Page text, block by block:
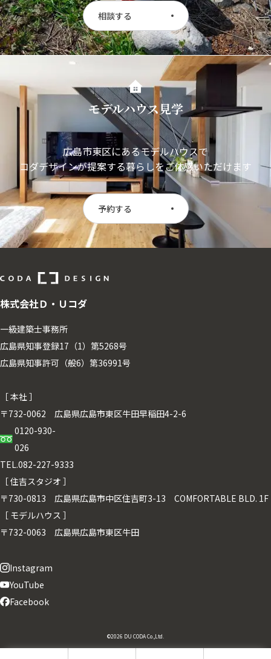
相談する
モデルハウス見学
広島市東区にあるモデルハウスで
コダデザインが提案する暮らしをご体感いただけます
予約する
株式会社Ｄ・Ｕコダ
一級建築士事務所
広島県知事登録17（1）第5268号
広島県知事許可（般6）第36991号
［ 本社 ］
〒732-0062 広島県広島市東区牛田早稲田4-2-6
0120-930-
026
TEL.082-227-9333
［ 住吉スタジオ ］
〒730-0813 広島県広島市中区住吉町3-13 COMFORTABLE BLD. 1F
［ モデルハウス ］
〒732-0063 広島県広島市東区牛田
Instagram
YouTube
Facebook
©2026 DU CODA Co.,Ltd.